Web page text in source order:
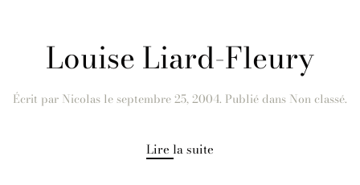
Louise Liard-Fleury
Écrit par Nicolas leseptembre 25, 2004. Publié dans Non classé.
Lire la suite